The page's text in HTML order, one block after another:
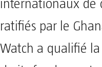
internationaux de
ratifiés par le
Watch a qualifié